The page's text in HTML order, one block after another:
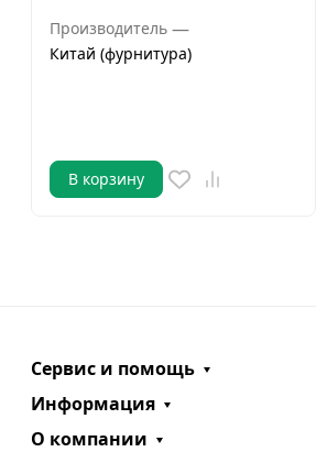
Производитель —
Китай (фурнитура)
В корзину
Сервис и помощь
Информация
О компании